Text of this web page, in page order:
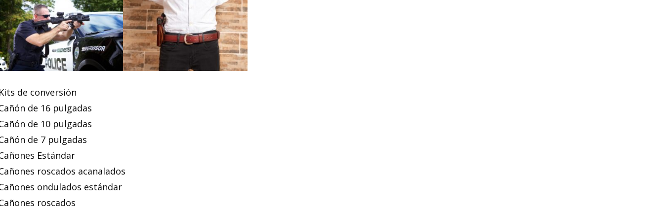
de conversión
de 16 pulgadas
de 10 pulgadas
de 7 pulgadas
Estándar
roscados acanalados
ondulados estándar
roscados